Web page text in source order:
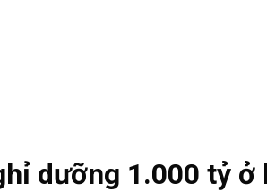
dưỡng 1.000 tỷ